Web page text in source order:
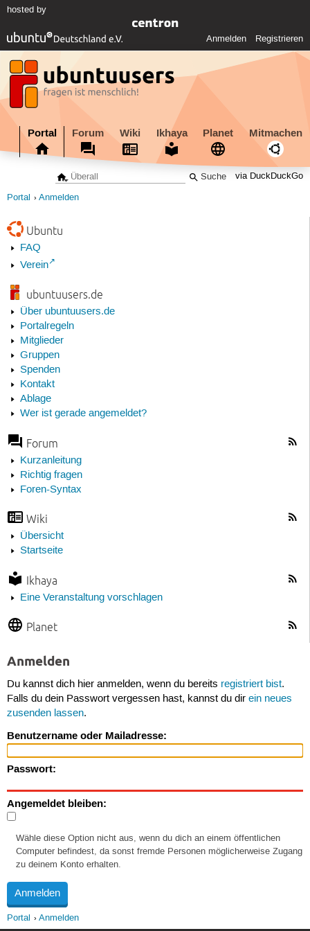
hosted by
Anmelden Registrieren
Portal Forum Wiki Ikhaya Planet Mitmachen
via DuckDuckGo
Portal Anmelden
Ubuntu
FAQ
Verein
ubuntuusers.de
Über ubuntuusers.de
Portalregeln
Mitglieder
Gruppen
Spenden
Kontakt
Ablage
Wer ist gerade angemeldet?
Forum
Kurzanleitung
Richtig fragen
Foren-Syntax
Wiki
Übersicht
Startseite
Ikhaya
Eine Veranstaltung vorschlagen
Planet
Anmelden
Du kannst dich hier anmelden, wenn du bereits registriert bist.
Falls du dein Passwort vergessen hast, kannst du dir ein neues
zusenden lassen.
Benutzername oder Mailadresse:
Passwort:
Angemeldet bleiben:
Wähle diese Option nicht aus, wenn du dich an einem öffentlichen
Computer befindest, da sonst fremde Personen möglicherweise Zugang
zu deinem Konto erhalten.
Portal Anmelden